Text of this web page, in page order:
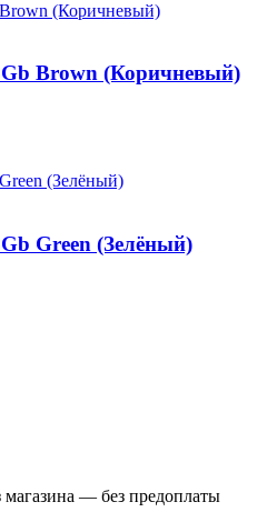
Brown (Коричневый)
Green (Зелёный)
— без предоплаты